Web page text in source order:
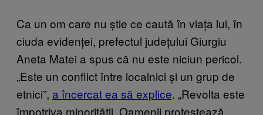
Ca un om care nu știe ce caută în viața lui, în
ciuda evidenței, prefectul județului Giurgiu
Aneta Matei a spus că nu este niciun pericol.
„Este un conflict între localnici și un grup de
etnici”, a încercat ea să explice. „Revolta este
împotriva minorității. Oamenii protestează